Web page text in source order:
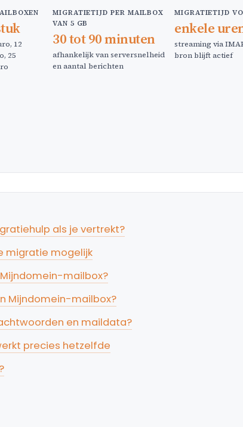
12
25
MIGRATIETIJD PER MAILBOX
VAN 5 GB
30 tot 90 minuten
afhankelijk van serversnelheid
en aantal berichten
MIGRATIETIJD
enkele
streaming via
bron blijft actief
als je vertrekt?
migratie mogelijk
mailbox?
Mijndomein-mailbox?
en maildata?
precies hetzelfde